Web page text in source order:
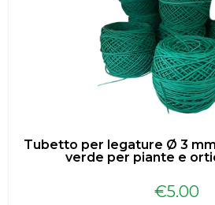
Tubetto per legature Ø 3
verde per piante e
€5.00